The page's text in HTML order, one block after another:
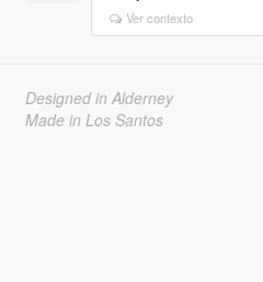
Ver contexto
Designed in Alderney
Made in Los Santos